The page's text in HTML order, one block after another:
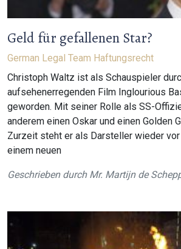
Geld für gefallenen Star?
German Legal Team Haftungsrecht
Christoph Waltz ist als Schauspieler
aufsehenerregenden Film Inglourious
geworden. Mit seiner Rolle als SS-
anderem einen Oskar und einen Golden
Zurzeit steht er als Darsteller wieder vor
einem neuen
Geschrieben durch Mr. Martijn de